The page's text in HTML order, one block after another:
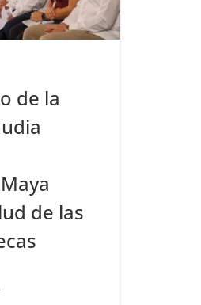
de la
de las